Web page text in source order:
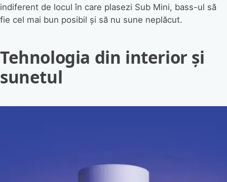
indiferent de locul în care plasezi Sub Mini, bass-ul să
fie cel mai bun posibil și să nu sune neplăcut.
Tehnologia din interior și
sunetul